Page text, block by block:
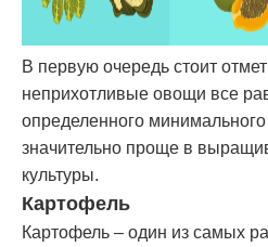
В первую очередь стоит
неприхотливые овощи все
определенного
значительно проще в
культуры.
Картофель
Картофель – один из самых